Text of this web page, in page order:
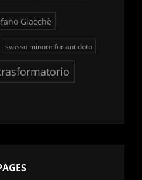
Giacchè
svasso minore for antidoto